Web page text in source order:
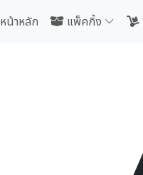
หน้าหลัก แพ็คกิ้ง